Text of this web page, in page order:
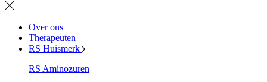
Over ons
Therapeuten
RS Huismerk
RS Aminozuren